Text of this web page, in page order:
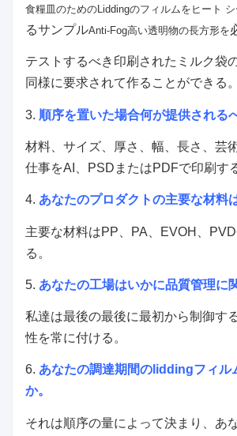
食糧皿のためのLiddingのフィルムを ヒート
るサンプルAnti-Fog高い透明物の長方形を
テストするべき 印刷されたミルク袋
同様に要求されて作ることができる。
3. 順序を置いた場合何が提供される
材料、サイズ、厚さ、幅、長さ、芸
仕事をAI、PSDまたはPDFで印刷す
4. あなたのプロダクトの主要な材料
主要な材料はPP、PA、EVOH、
る。
5. あなたの工場はいかに品質管理に
私達は最後の最後に最初から制御す
性を常に付ける。
6. あなたの調達期間のliddingフィル
か。
それは順序の量によって決まり、あ